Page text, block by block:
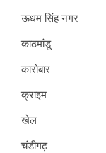
ऊधम सिंह नगर
काठमांडू
कारोबार
क्राइम
खेल
चंडीगढ़